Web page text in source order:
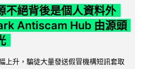
不絕背後是個人資料外
Antiscam Hub 由源頭
上升，騙徒大量發送假冒機構短訊套取